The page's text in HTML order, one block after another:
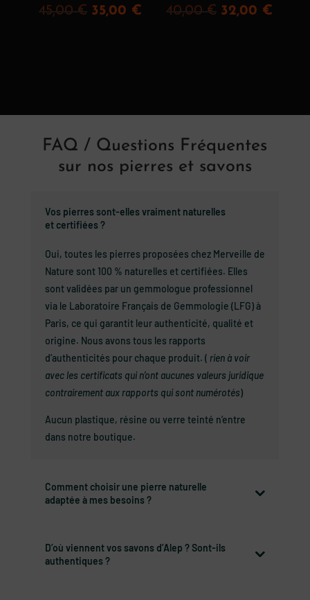
45,00 € Le
35,00 € 40,00 € Le
32,00 €
FAQ / Questions Fréquentes
sur nos pierres et savons
Vos pierres sont-elles vraiment naturelles
et certifiées ?
Oui, toutes les pierres proposées chez Merveille de
Nature sont 100 % naturelles et certifiées. Elles
sont validées par un gemmologue professionnel
via le Laboratoire Français de Gemmologie (LFG) à
Paris, ce qui garantit leur authenticité, qualité et
origine. Nous avons tous les rapports
d’authenticités pour chaque produit. ( rien à voir
avec les certificats qui n’ont aucunes valeurs juridique
contrairement aux rapports qui sont numérotés)
Aucun plastique, résine ou verre teinté n’entre
dans notre boutique.
Comment choisir une pierre naturelle
adaptée à mes besoins ?
D’où viennent vos savons d’Alep ? Sont-ils
authentiques ?